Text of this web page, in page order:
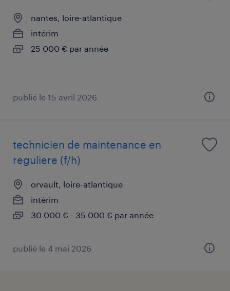
nantes, loire-atlantique
intérim
25 000 € par année
publié le 15 avril 2026
technicien de maintenance en
reguliere (f/h)
orvault, loire-atlantique
intérim
30 000 € - 35 000 € par année
publié le 4 mai 2026